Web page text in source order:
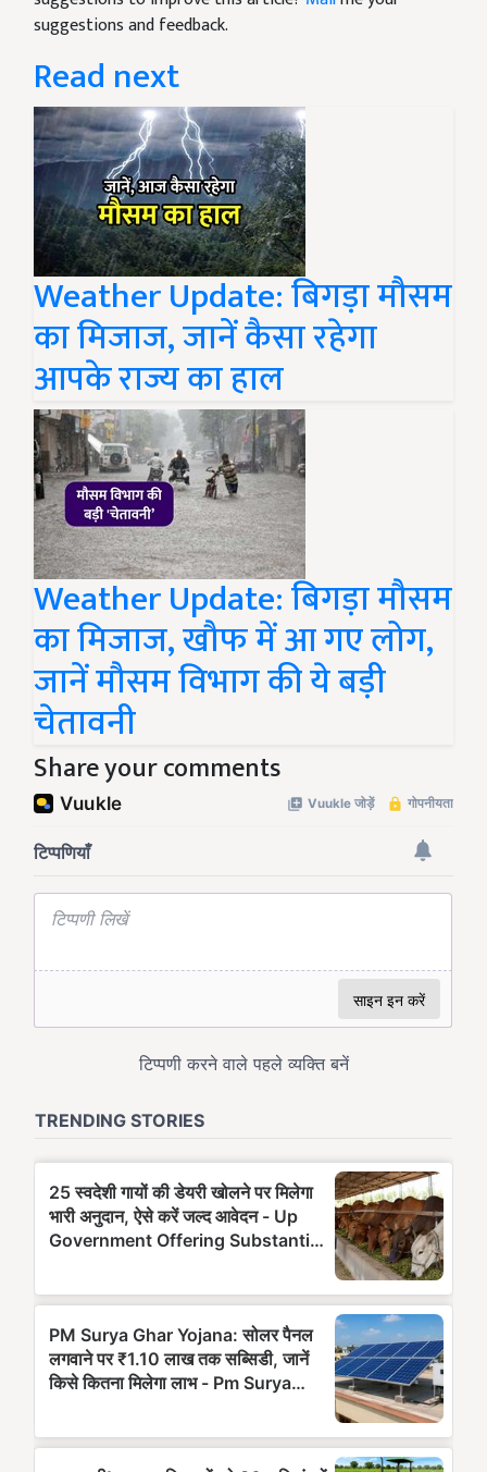
suggestions and feedback.
Read next
Weather Update: बिगड़ा मौसम
का मिजाज, जानें कैसा रहेगा
आपके राज्य का हाल
Weather Update: बिगड़ा मौसम
का मिजाज, खौफ में आ गए लोग,
जानें मौसम विभाग की ये बड़ी
चेतावनी
Share your comments